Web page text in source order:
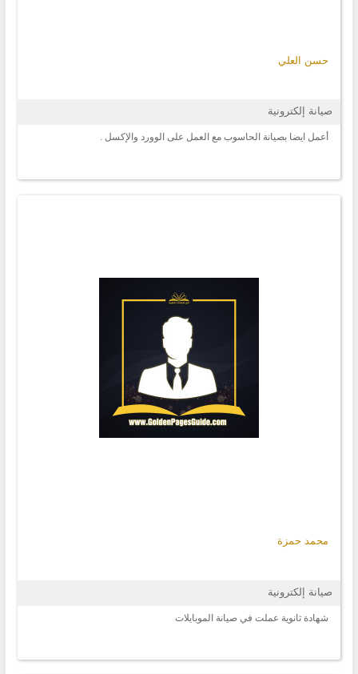
حسن العلي
صيانة إلكترونية
أعمل ايضا بصيانة الحاسوب مع العمل على الوورد والإكسل .
محمد حمزة
صيانة إلكترونية
شهادة ثانوية عملت في صيانة الموبايلات